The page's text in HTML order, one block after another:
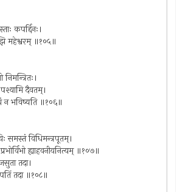
कपर्द्दिनः।
महेश्वरम् ॥१०५॥
दैवतम्।
न भविष्यति ॥१०६॥
समस्तं विधिमन्त्रपूतम्।
ह्याहवनीयनित्यम् ॥१०७॥
तदा।
तदा ॥१०८॥